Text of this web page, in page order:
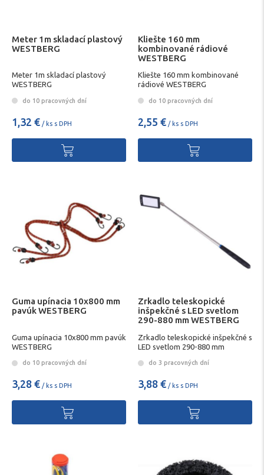
Meter 1m skladací plastový
WESTBERG
Meter 1m skladací plastový
WESTBERG
do 10 pracovných dní
1,32 € / ks s DPH
Kliešte 160 mm
kombinované rádiové
WESTBERG
Kliešte 160 mm kombinované
rádiové WESTBERG
do 10 pracovných dní
2,55 € / ks s DPH
Guma upínacia 10x800 mm
pavúk WESTBERG
Guma upínacia 10x800 mm pavúk
WESTBERG
do 10 pracovných dní
3,28 € / ks s DPH
Zrkadlo teleskopické
inšpekčné s LED svetlom
290-880 mm WESTBERG
Zrkadlo teleskopické inšpekčné s
LED svetlom 290-880 mm
do 3 pracovných dní
3,88 € / ks s DPH